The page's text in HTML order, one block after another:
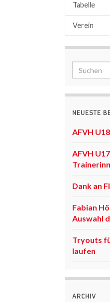
Tabelle
Verein
NEUESTE
AFVH
AFVH
Dank an
Fabian
Auswahl
Tryouts
laufen
ARCHIV